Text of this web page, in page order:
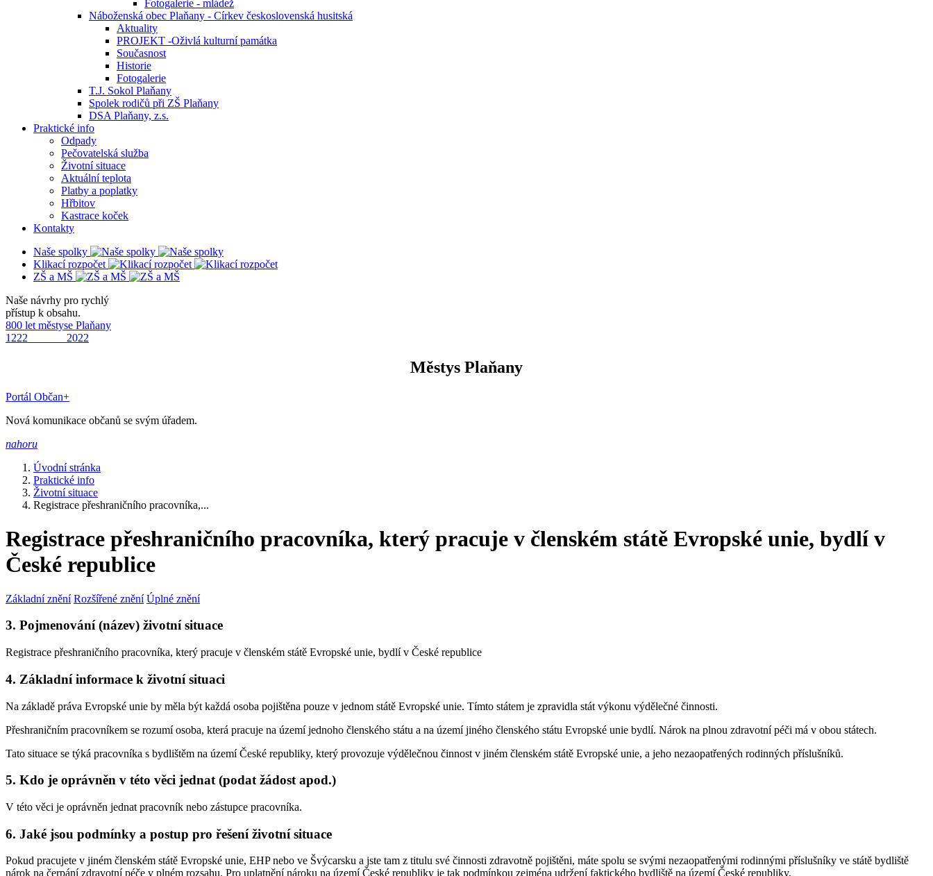
Fotogalerie - mládež
Náboženská obec Plaňany - Církev československá husitská
Aktuality
PROJEKT -Oživlá kulturní památka
Současnost
Historie
Fotogalerie
T.J. Sokol Plaňany
Spolek rodičů při ZŠ Plaňany
DSA Plaňany, z.s.
Praktické info
Odpady
Pečovatelská služba
Životní situace
Aktuální teplota
Platby a poplatky
Hřbitov
Kastrace koček
Kontakty
Naše spolky
Klikací rozpočet
ZŠ a MŠ
Naše návrhy pro rychlý
přístup k obsahu.
800 let městyse Plaňany
1222 2022
Městys Plaňany
Portál Občan+
Nová komunikace občanů se svým úřadem.
nahoru
Úvodní stránka
Praktické info
Životní situace
Registrace přeshraničního pracovníka,...
Registrace přeshraničního pracovníka, který pracuje v členském státě Evropské unie, bydlí v
České republice
Základní znění Rozšířené znění Úplné znění
3. Pojmenování (název) životní situace
Registrace přeshraničního pracovníka, který pracuje v členském státě Evropské unie, bydlí v České republice
4. Základní informace k životní situaci
Na základě práva Evropské unie by měla být každá osoba pojištěna pouze v jednom státě Evropské unie. Tímto státem je zpravidla stát výkonu výdělečné činnosti.
Přeshraničním pracovníkem se rozumí osoba, která pracuje na území jednoho členského státu a na území jiného členského státu Evropské unie bydlí. Nárok na plnou zdravotní péči má v obou státech.
Tato situace se týká pracovníka s bydlištěm na území České republiky, který provozuje výdělečnou činnost v jiném členském státě Evropské unie, a jeho nezaopatřených rodinných příslušníků.
5. Kdo je oprávněn v této věci jednat (podat žádost apod.)
V této věci je oprávněn jednat pracovník nebo zástupce pracovníka.
6. Jaké jsou podmínky a postup pro řešení životní situace
Pokud pracujete v jiném členském státě Evropské unie, EHP nebo ve Švýcarsku a jste tam z titulu své činnosti zdravotně pojištěni, máte spolu se svými nezaopatřenými rodinnými příslušníky ve státě bydliště
nárok na čerpání zdravotní péče v plném rozsahu. Pro uplatnění nároku na území České republiky je tak podmínkou zejména udržení faktického bydliště na území České republiky.